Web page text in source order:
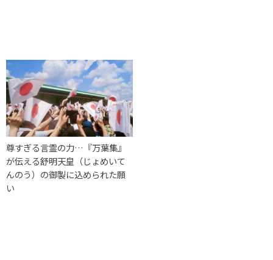
尊すぎる言霊の力…『万葉集』
が伝える舒明天皇（じょめいて
んのう）の御製に込められた願
い